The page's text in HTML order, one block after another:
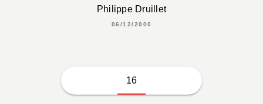
Philippe Druillet
06/12/2000
16